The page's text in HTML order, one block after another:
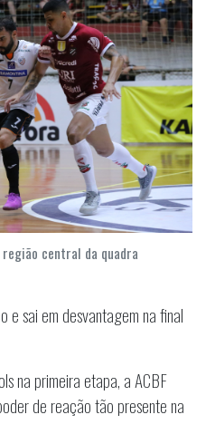
central da quadra
e sai em desvantagem na final
na primeira etapa, a ACBF
de reação tão presente na